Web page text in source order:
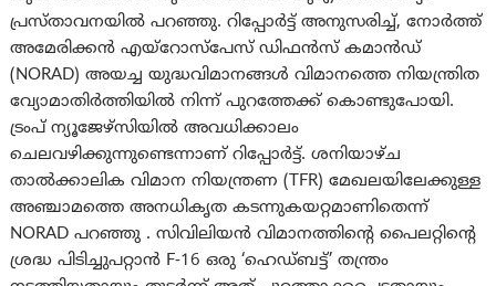
പ്രസ്താവനയിൽ പറഞ്ഞു. റിപ്പോർട്ട് അനുസരിച്ച്, നോർത്ത്
അമേരിക്കൻ എയ്‌റോസ്‌പേസ് ഡിഫൻസ് കമാൻഡ്
(NORAD) അയച്ച യുദ്ധവിമാനങ്ങൾ വിമാനത്തെ നിയന്ത്രിത
വ്യോമാതിർത്തിയിൽ നിന്ന് പുറത്തേക്ക് കൊണ്ടുപോയി.
ട്രംപ് ന്യൂജേഴ്‌സിയിൽ അവധിക്കാലം
ചെലവഴിക്കുന്നുണ്ടെന്നാണ് റിപ്പോർട്ട്. ശനിയാഴ്ച
താൽക്കാലിക വിമാന നിയന്ത്രണ (TFR) മേഖലയിലേക്കുള്ള
അഞ്ചാമത്തെ അനധികൃത കടന്നുകയറ്റമാണിതെന്ന്
NORAD പറഞ്ഞു . സിവിലിയൻ വിമാനത്തിന്റെ പൈലറ്റിന്റെ
ശ്രദ്ധ പിടിച്ചുപറ്റാൻ F-16 ഒരു ‘ഹെഡ്ബട്ട്’ തന്ത്രം